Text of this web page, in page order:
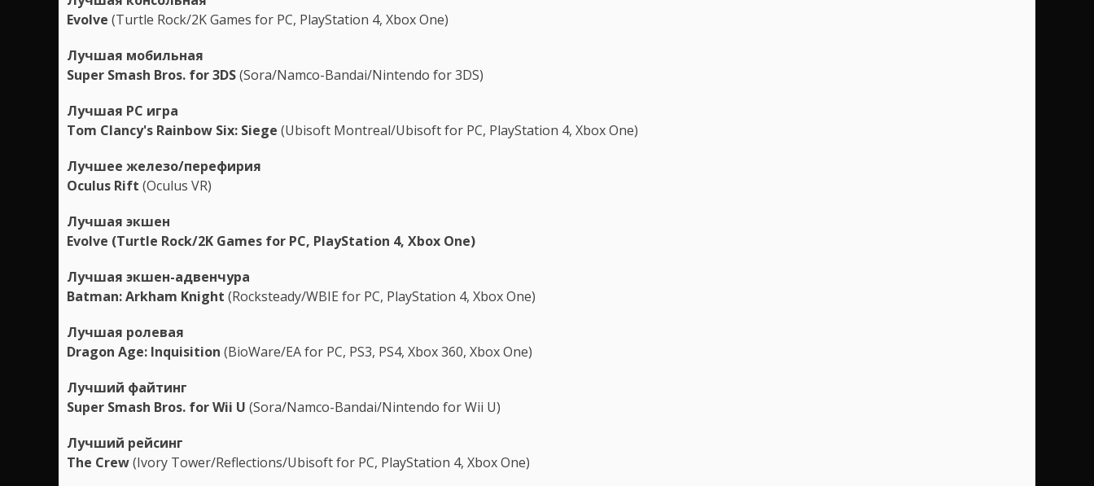
Evolve (Turtle Rock/2K Games for PC, PlayStation 4, Xbox One)
Лучшая мобильная
Super Smash Bros. for 3DS(Sora/Namco-Bandai/Nintendo for 3DS)
Лучшая PC игра
Tom Clancy's Rainbow Six: Siege (Ubisoft Montreal/Ubisoft for PC, PlayStation 4, Xbox One)
Лучшее железо/перефирия
Oculus Rift (Oculus VR)
Лучшая экшен
Evolve (Turtle Rock/2K Games for PC, PlayStation 4, Xbox One)
Лучшая экшен-адвенчура
Batman: Arkham Knight (Rocksteady/WBIE for PC, PlayStation 4, Xbox One)
Лучшая ролевая
Dragon Age: Inquisition (BioWare/EA for PC, PS3, PS4, Xbox 360, Xbox One)
Лучший файтинг
Super Smash Bros. for Wii U (Sora/Namco-Bandai/Nintendo for Wii U)
Лучший рейсинг
The Crew(Ivory Tower/Reflections/Ubisoft for PC, PlayStation 4, Xbox One)